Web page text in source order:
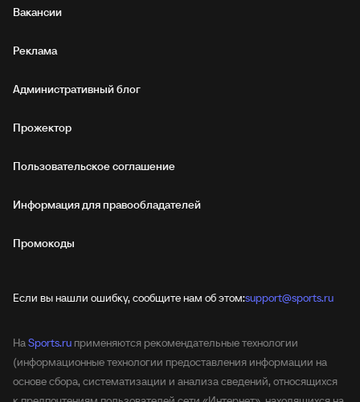
Вакансии
Реклама
Административный блог
Прожектор
Пользовательское соглашение
Информация для правообладателей
Промокоды
Если вы нашли ошибку, сообщите нам об этом:support@sports.ru
НаSports.ru применяются рекомендательные технологии
(информационные технологии предоставления информации на
основе сбора, систематизации и анализа сведений, относящихся